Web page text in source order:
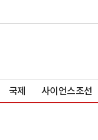
국제 사이언스조선